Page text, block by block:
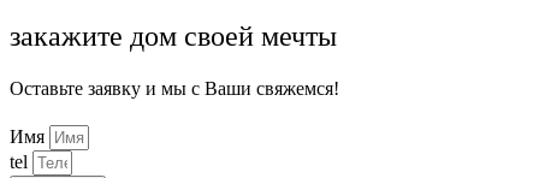
закажите дом своей мечты
Оставьте заявку и мы с Ваши свяжемся!
Имя
tel